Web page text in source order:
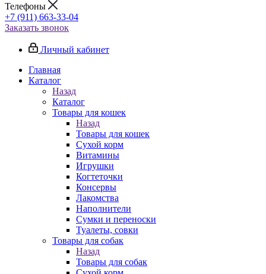
Телефоны
+7 (911) 663-33-04
Заказать звонок
Личный кабинет
Главная
Каталог
Назад
Каталог
Товары для кошек
Назад
Товары для кошек
Cухой корм
Витамины
Игрушки
Когтеточки
Консервы
Лакомства
Наполнители
Сумки и переноски
Туалеты, совки
Товары для собак
Назад
Товары для собак